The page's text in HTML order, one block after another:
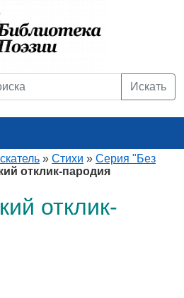
Искать
» Стихи » Серия "Без
отклик-пародия
отклик-